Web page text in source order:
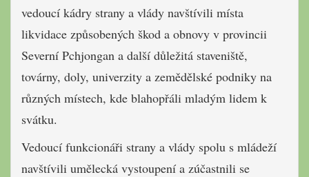
vedoucí kádry strany a vlády navštívili místa
likvidace způsobených škod a obnovy v provincii
Severní Pchjongan a další důležitá staveniště,
továrny, doly, univerzity a zemědělské podniky na
různých místech, kde blahopřáli mladým lidem k
svátku.
Vedoucí funkcionáři strany a vlády spolu s mládeží
navštívili umělecká vystoupení a zúčastnili se